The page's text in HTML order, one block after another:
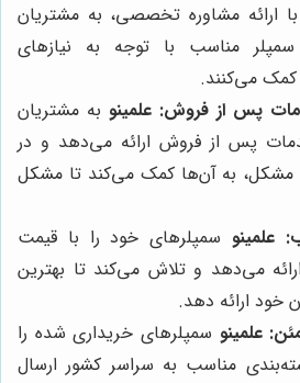
ارائه مشاوره تخصصی، به مشتریان
مناسب با توجه به نیازهای
کمک می‌کنند.
پس از فروش: علمینو به مشتریان
پس از فروش ارائه می‌دهد و در
مشکل، به آن‌ها کمک می‌کند تا مشکل
علمینو سمپلرهای خود را با قیمت
می‌دهد و تلاش می‌کند تا بهترین
خود ارائه دهد.
علمینو سمپلرهای خریداری شده را
مناسب به سراسر کشور ارسال